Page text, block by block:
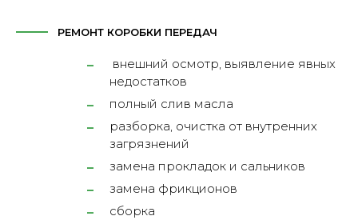
РЕМОНТ КОРОБКИ ПЕРЕДАЧ
внешний осмотр, выявление явных
недостатков
полный слив масла
разборка, очистка от внутренних
загрязнений
замена прокладок и сальников
замена фрикционов
сборка